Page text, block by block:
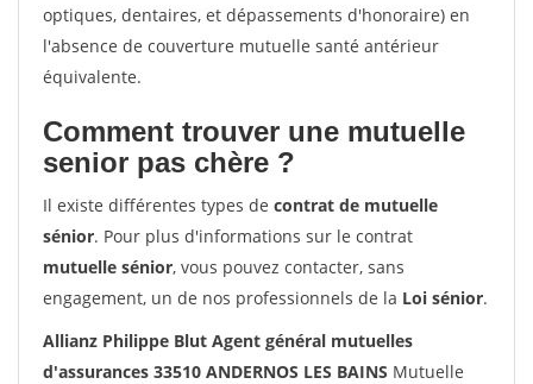
optiques, dentaires, et dépassements d'honoraire) en
l'absence de couverture mutuelle santé antérieur
équivalente.
Comment trouver une mutuelle
senior pas chère ?
Il existe différentes types de contrat de mutuelle
sénior. Pour plus d'informations sur le contrat
mutuelle sénior, vous pouvez contacter, sans
engagement, un de nos professionnels de la Loi sénior.
Allianz Philippe Blut Agent général mutuelles
d'assurances 33510 ANDERNOS LES BAINS Mutuelle